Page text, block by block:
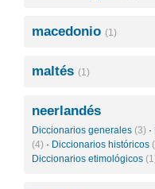
macedonio (1)
maltés (1)
neerlandés
Diccionarios generales (3) ·
(4) · Diccionarios históricos
Diccionarios etimológicos